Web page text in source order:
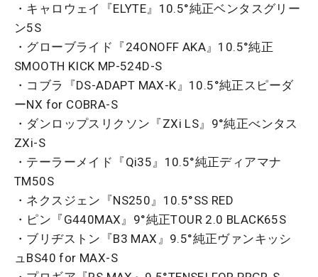
・キャロウェイ『ELYTE』10.5°純正ベンタスグリー
ン5S
・グローブライド『24ONOFF AKA』10.5°純正
SMOOTH KICK MP-524D-S
・コブラ『DS-ADAPT MAX-K』10.5°純正スピーダ
ーNX for COBRA-S
・ダンロップスリクソン『ZXi LS』9°純正べンタス
ZXi-S
・テーラーメイド『Qi35』10.5°純正ディアマナ
TM50S
・ネクスジェン『NS250』10.5°SS RED
・ピン『G440MAX』9°純正TOUR 2.0 BLACK65S
・ブリヂストン『B3 MAX』9.5°純正ヴァンキッシ
ュBS40 for MAX-S